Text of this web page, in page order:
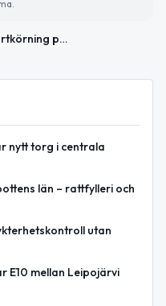
Man åtalas för fortkörning på E10 i Gällivare
nytt torg i centrala
län – rattfylleri och
utan
E10 mellan Leipojärvi